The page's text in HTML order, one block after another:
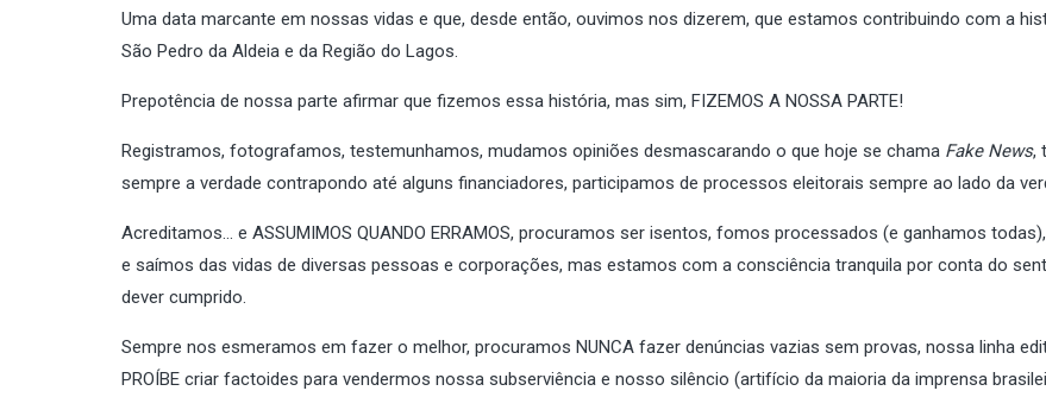
Uma data marcante em nossas vidas e que, desde então, ouvimos nos dizerem, que estamos contribuindo com a
São Pedro da Aldeia e da Região do Lagos.
Prepotência de nossa parte afirmar que fizemos essa história, mas sim, FIZEMOS A NOSSA PARTE!
Registramos, fotografamos, testemunhamos, mudamos opiniões desmascarando o que hoje se chama Fake News,
sempre a verdade contrapondo até alguns financiadores, participamos de processos eleitorais sempre ao lado da
Acreditamos… e ASSUMIMOS QUANDO ERRAMOS, procuramos ser isentos, fomos processados (e ganhamos
e saímos das vidas de diversas pessoas e corporações, mas estamos com a consciência tranquila por conta do
dever cumprido.
Sempre nos esmeramos em fazer o melhor, procuramos NUNCA fazer denúncias vazias sem provas, nossa linha
PROÍBE criar factoides para vendermos nossa subserviência e nosso silêncio (artifício da maioria da imprensa